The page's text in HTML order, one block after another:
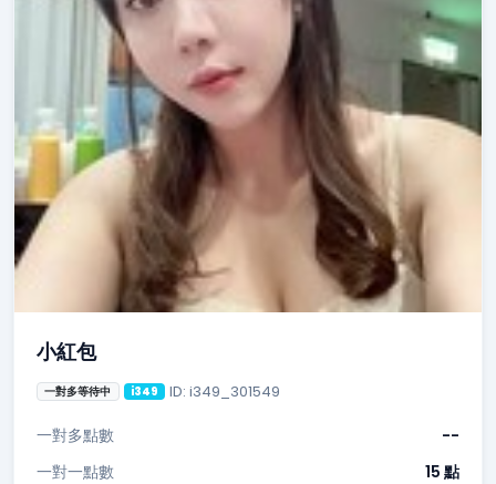
小紅包
一對多等待中 i349 ID: i349_301549
一對多點數
--
一對一點數
15 點